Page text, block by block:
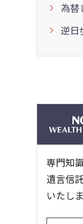
為替
逆日
専門知
遺言信
いたしま